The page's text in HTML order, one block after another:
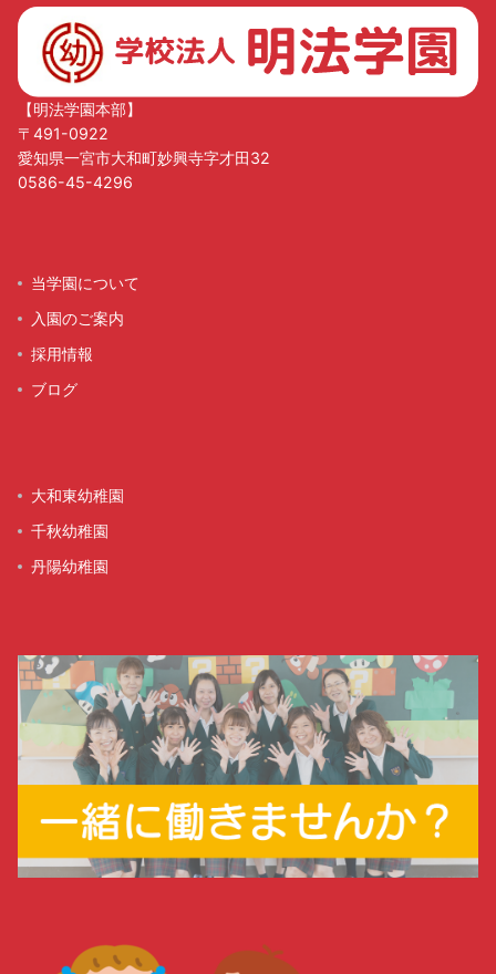
【明法学園本部】
〒491-0922
愛知県一宮市大和町妙興寺字才田32
0586-45-4296
当学園について
入園のご案内
採用情報
ブログ
大和東幼稚園
千秋幼稚園
丹陽幼稚園